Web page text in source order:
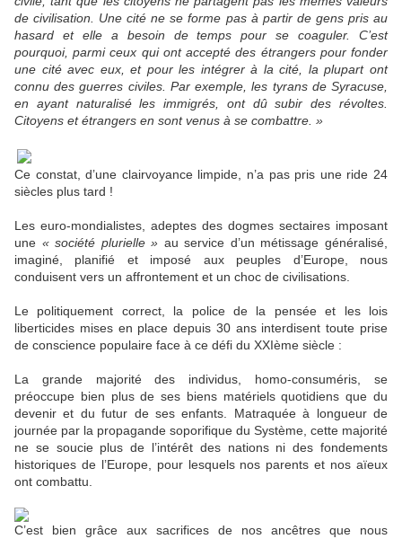
de civilisation. Une cité ne se forme pas à partir de gens pris au
hasard et elle a besoin de temps pour se coaguler. C’est
pourquoi, parmi ceux qui ont accepté des étrangers pour fonder
une cité avec eux, et pour les intégrer à la cité, la plupart ont
connu des guerres civiles. Par exemple, les tyrans de Syracuse,
en ayant naturalisé les immigrés, ont dû subir des révoltes.
Citoyens et étrangers en sont venus à se combattre. »
Ce constat, d’une clairvoyance limpide, n’a pas pris une ride 24
siècles plus tard !
Les euro-mondialistes, adeptes des dogmes sectaires imposant
une « société plurielle » au service d’un métissage généralisé,
imaginé, planifié et imposé aux peuples d’Europe, nous
conduisent vers un affrontement et un choc de civilisations.
Le politiquement correct, la police de la pensée et les lois
liberticides mises en place depuis 30 ans interdisent toute prise
de conscience populaire face à ce défi du XXIème siècle :
La grande majorité des individus, homo-consuméris, se
préoccupe bien plus de ses biens matériels quotidiens que du
devenir et du futur de ses enfants. Matraquée à longueur de
journée par la propagande soporifique du Système, cette majorité
ne se soucie plus de l’intérêt des nations ni des fondements
historiques de l’Europe, pour lesquels nos parents et nos aïeux
ont combattu.
C’est bien grâce aux sacrifices de nos ancêtres que nous